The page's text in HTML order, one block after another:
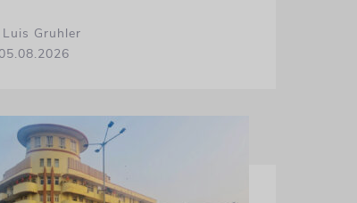
Gruhler
05.08.2026